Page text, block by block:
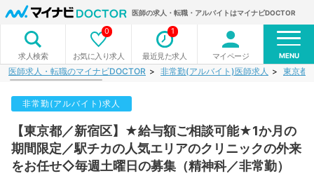
医師の求人・転職・アルバイトはマイナビDOCTOR
求人検索 お気に入り求人
0
最近見た求人
1
マイページ MENU
医師求人・転職のマイナビDOCTOR 非常勤(アルバイト)医師求人 東京都
非常勤(アルバイト)求人
【東京都／新宿区】★給与額ご相談可能★1か月の
期間限定／駅チカの人気エリアのクリニックの外来
をお任せ◇毎週土曜日の募集（精神科／非常勤）